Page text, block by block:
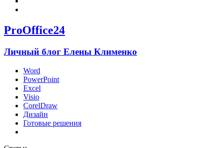
ProOffice24
Личный блог Елены Клименко
Word
PowerPoint
Excel
Visio
CorelDraw
Дизайн
Готовые решения